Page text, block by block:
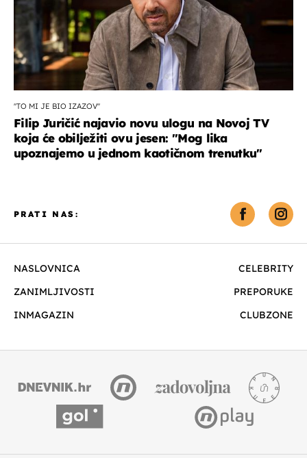
''TO MI JE BIO IZAZOV''
Filip Juričić najavio novu ulogu na Novoj TV
koja će obilježiti ovu jesen: ''Mog lika
upoznajemo u jednom kaotičnom trenutku''
NASLOVNICA
CELEBRITY
ZANIMLJIVOSTI
PREPORUKE
INMAGAZIN
CLUBZONE
PRATI NAS: